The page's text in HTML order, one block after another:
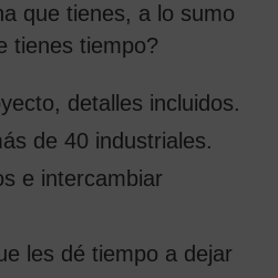
que tienes, a lo sumo
tienes tiempo?
detalles incluidos.
de 40 industriales.
e intercambiar
les dé tiempo a dejar